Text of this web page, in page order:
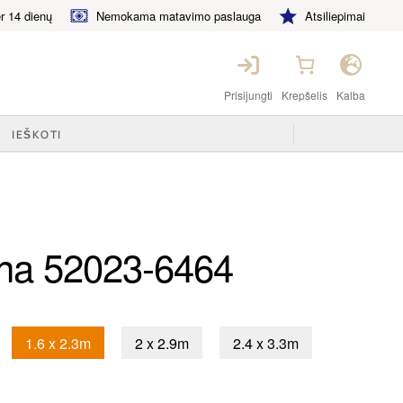
14 dienų Nemokama matavimo paslauga Atsiliepimai
Prisijungti Krepšelis Kalba
52023-6464
1.6 x 2.3m 2 x 2.9m
2.4 x 3.3m